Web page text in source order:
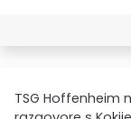
TSG Hoffenheim